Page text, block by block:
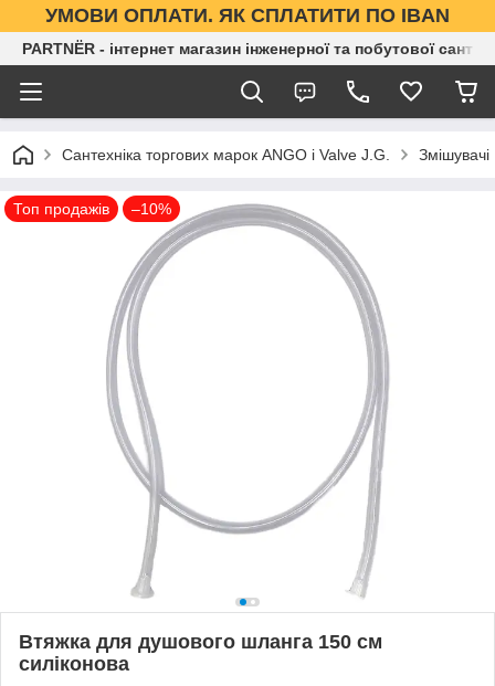
УМОВИ ОПЛАТИ. ЯК СПЛАТИТИ ПО IBAN
PARTNЁR - інтернет магазин інженерної та побутової
Сантехніка торгових марок ANGO і Valve J.G. Змішувачі
Топ продажів –10%
Втяжка для душового шланга 150 см
силіконова